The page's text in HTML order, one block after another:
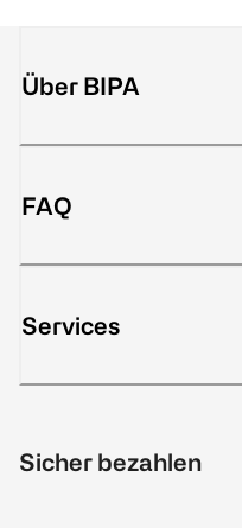
Über BIPA
FAQ
Services
Sicher bezahlen